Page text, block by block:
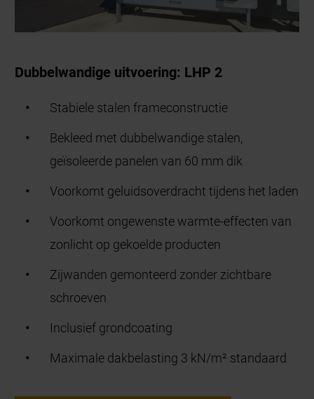
Dubbelwandige uitvoering: LHP 2
Stabiele stalen frameconstructie
Bekleed met dubbelwandige stalen,
geïsoleerde panelen van 60 mm dik
Voorkomt geluidsoverdracht tijdens het laden
Voorkomt ongewenste warmte-effecten van
zonlicht op gekoelde producten
Zijwanden gemonteerd zonder zichtbare
schroeven
Inclusief grondcoating
Maximale dakbelasting 3 kN/m² standaard